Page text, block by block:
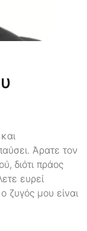
Άρατε τον
διότι πράος
ευρεί
ζυγός μου είναι